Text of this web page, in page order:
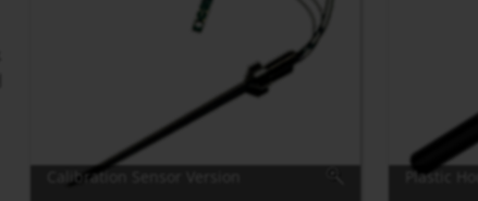
Calibration Sensor Version Plastic